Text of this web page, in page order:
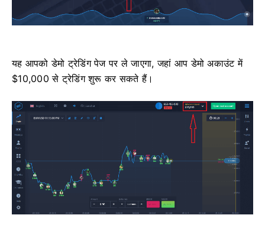
यह आपको डेमो ट्रेडिंग पेज पर ले जाएगा, जहां आप डेमो अकाउंट में
$10,000 से ट्रेडिंग शुरू कर सकते हैं।